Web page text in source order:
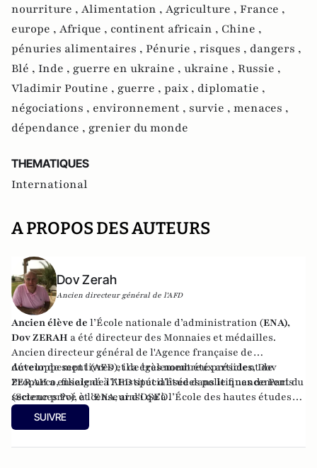
nourriture , Alimentation , Agriculture , France ,
europe , Afrique , continent africain , Chine ,
pénuries alimentaires , Pénurie , risques , dangers ,
Blé , Inde , guerre en ukraine , ukraine , Russie ,
Vladimir Poutine , guerre , paix , diplomatie ,
négociations , environnement , survie , menaces ,
dépendance , grenier du monde
THEMATIQUES
International
A PROPOS DES AUTEURS
Dov Zerah
Ancien directeur général de l'AFD
Ancien élève de l’École nationale d’administration (ENA),
Dov ZERAH a été directeur des Monnaies et médailles.
Ancien directeur général de l'Agence française de
développement (AFD), il a également été président de
Proparco, filiale de l’AFD spécialisée dans le financement du
secteur privé et censeur d'OSEO.
Auteur de sept livres et de très nombreux articles, Dov
ZERAH a enseigné à l’Institut d’études politiques de Paris
(Sciences Po), à l’ENA, ainsi qu’à l’École des hautes études
commerciales de Paris (HEC). Conseiller municipal de
Neuilly-sur-Seine de 2008 à 2014, et à nouveau depuis 2020.
SUIVRE